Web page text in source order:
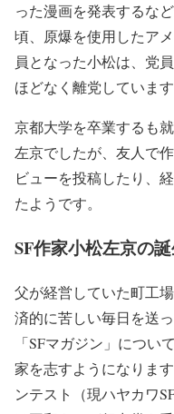
った漫画を発表するな
頃、原爆を使用したア
員となった小松は、党
ほどなく離党しています
京都大学を卒業するも
左京でしたが、友人で
ビューを投稿したり、
たようです。
SF作家小松左京の
父が経営していた町工
済的に苦しい毎日を送
「SFマガジン」につい
家を志すようになりま
ンテスト（現ハヤカワ